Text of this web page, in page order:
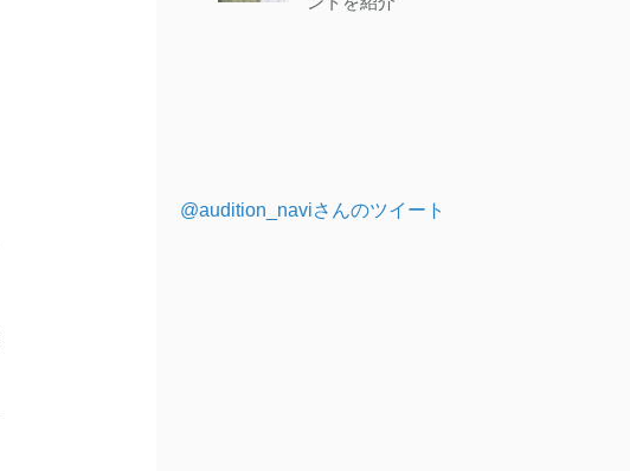
@audition_naviさんのツイート